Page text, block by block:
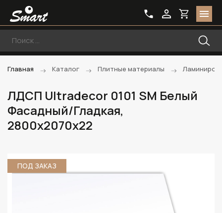
Главная Каталог Плитные материалы
ЛДСП Ultradecor 0101 SM Белый
Фасадный/Гладкая,
2800х2070х22
ПОД ЗАКАЗ